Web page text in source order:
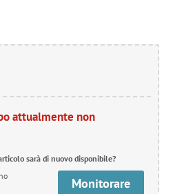
attualmente non
sarà di nuovo disponibile?
Monitorare